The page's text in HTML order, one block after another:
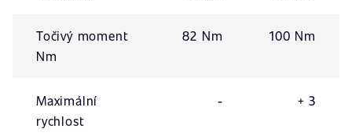
Točivý moment
Nm
82 Nm 100 Nm
Maximální
rychlost
- + 3